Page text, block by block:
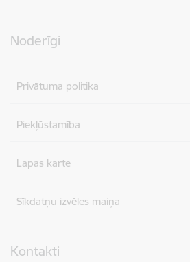
Noderīgi
Privātuma politika
Piekļūstamība
Lapas karte
Sīkdatņu izvēles maiņa
Kontakti